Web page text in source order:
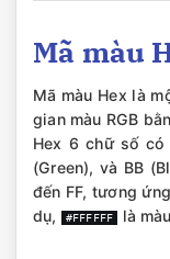
Mã màu
Mã màu Hex là
gian màu RGB
Hex 6 chữ số
(Green), và BB
đến FF, tương
dụ,
#FFFFFF là